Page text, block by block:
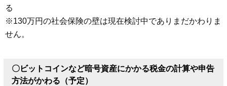
る
※130万円の社会保険の壁は現在検討中でありまだかわりま
せん。
〇ビットコインなど暗号資産にかかる税金の計算や申告
方法がかわる（予定）